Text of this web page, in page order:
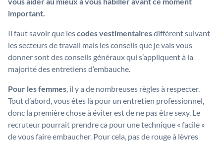
important.
Il faut savoir que lescodes vestimentairesdiffèrent suivant
les secteurs de travail mais les conseils que je vais vous
donner sont des conseils généraux qui s’appliquent à la
majorité des entretiens d’embauche.
Pour les femmes, il y a de nombreuses règles à respecter.
Tout d’abord, vous êtes là pour un entretien professionnel,
donc la première chose à éviter est de ne pas être sexy. Le
recruteur pourrait prendre ca pour une technique « facile »
de vous faire embaucher. Pour cela, pas de rouge à lèvres